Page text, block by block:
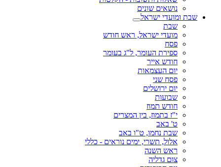
נושאים שונים
שבת ומועדי ישראל
שבת
מועדי ישראל, ראש חודש
פסח
ספירת העומר, ל"ג בעומר
חודש אייר
יום העצמאות
פסח שני
יום ירושלים
שבועות
חודש תמוז
י"ז בתמוז, בין המצרים
ט' באב
שבת נחמו, ט"ו באב
אלול, תשרי, ימים נוראים - כללי
ראש השנה
צום גדליה